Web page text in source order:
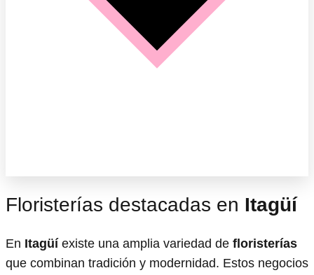
Floristerías destacadas en Itagüí
En Itagüí existe una amplia variedad de floristerías
que combinan tradición y modernidad. Estos negocios